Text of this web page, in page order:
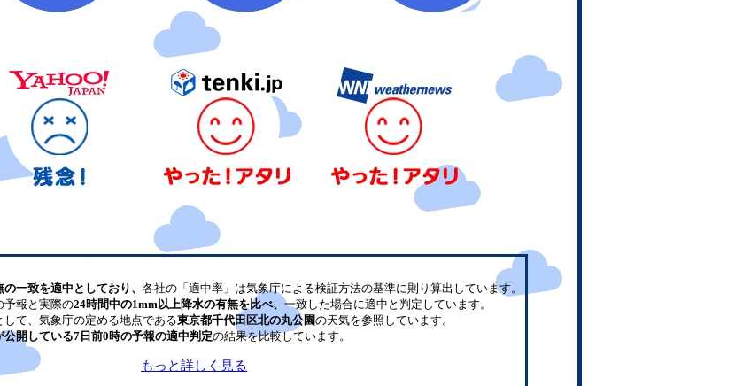
一致を適中としており、 各社の「適中率」は気象庁による検証方法の基準に則り算出しています。
報と実際の24時間中の1mm以上降水の有無を比べ、 一致した場合に適中と判定しています。
て、気象庁の定める地点である東京都千代田区北の丸公園の天気を参照しています。
公開している7日前0時の予報の適中判定の結果を比較しています。
もっと詳しく見る